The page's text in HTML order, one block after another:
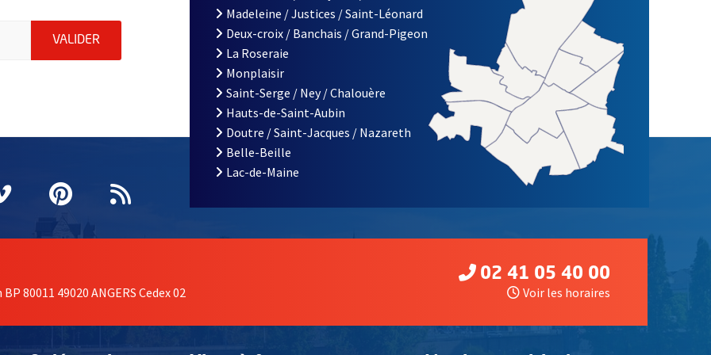
de la ville d'Angers, indiquez votre email (champ obligatoire)
VALIDER ENVOYER MA DEMANDE D'INSCRIPTION À LA LETTRE D'INFORMATION DES ASSOCIATIONS DE LA VILLE
fenêtrefenêtre
une nouvelle fenêtre
Vimeo
, Ouvre une nouvelle fenêtre
Pinterest
, Ouvre une nouvelle fenêtre
Flux RSS
Madeleine / Justices / Saint-Léonard
Deux-croix / Banchais / Grand-Pigeon
La Roseraie
Monplaisir
Saint-Serge / Ney / Chalouère
Hauts-de-Saint-Aubin
Doutre / Saint-Jacques / Nazareth
Belle-Beille
Lac-de-Maine
80011 49020 ANGERS Cedex 02
02 41 05 40 00
Voir les horaires